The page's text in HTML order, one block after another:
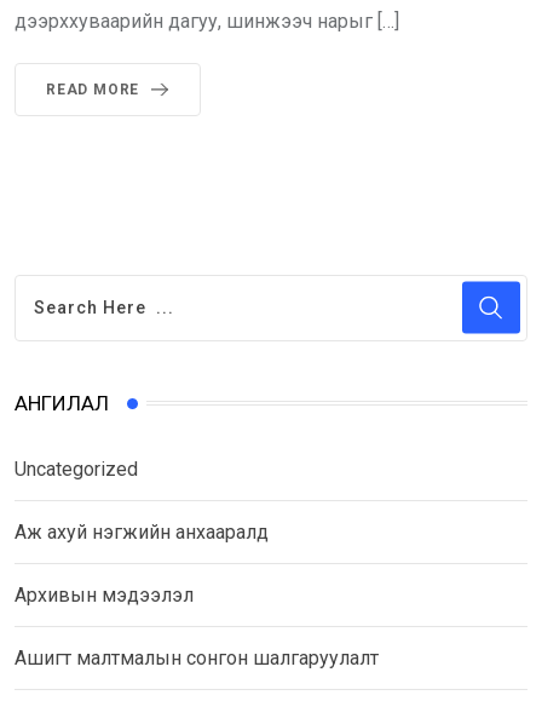
дээрххуваарийн дагуу, шинжээч нарыг […]
READ MORE
АНГИЛАЛ
Uncategorized
Аж ахуй нэгжийн анхааралд
Архивын мэдээлэл
Ашигт малтмалын сонгон шалгаруулалт